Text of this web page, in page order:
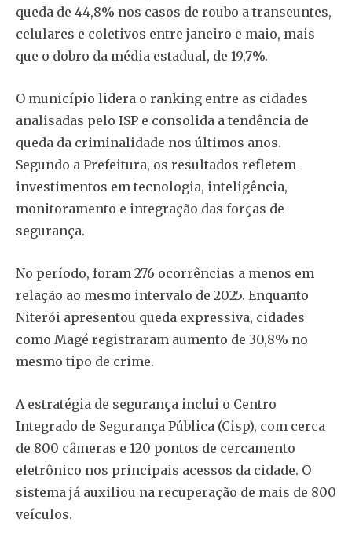
queda de 44,8% nos casos de roubo a transeuntes,
celulares e coletivos entre janeiro e maio, mais
que o dobro da média estadual, de 19,7%.
O município lidera o ranking entre as cidades
analisadas pelo ISP e consolida a tendência de
queda da criminalidade nos últimos anos.
Segundo a Prefeitura, os resultados refletem
investimentos em tecnologia, inteligência,
monitoramento e integração das forças de
segurança.
No período, foram 276 ocorrências a menos em
relação ao mesmo intervalo de 2025. Enquanto
Niterói apresentou queda expressiva, cidades
como Magé registraram aumento de 30,8% no
mesmo tipo de crime.
A estratégia de segurança inclui o Centro
Integrado de Segurança Pública (Cisp), com cerca
de 800 câmeras e 120 pontos de cercamento
eletrônico nos principais acessos da cidade. O
sistema já auxiliou na recuperação de mais de 800
veículos.